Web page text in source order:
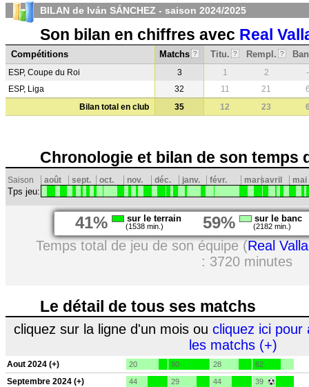
BILAN de Iván SÁNCHEZ - saison 2024/2025
Son bilan en chiffres avec Real
Compétitions Matchs ? Titu. ? Rempl. ?
ESP, Coupe du Roi 3 1 2
-
ESP, Liga
32 11 21
Bilan total en club
35 12 23
Chronologie et bilan de son temps
Saison août sept. oct. nov. déc. janv. févr. marsavril mai
Tps jeu:
41% sur le terrain
(1538 min.) 59% sur le banc
(2182 min.)
Temps total de jeu de son équipe (Real
: 3720 minutes
Le détail de tous ses matchs
cliquez sur la ligne d'un mois ou cliquez ici pour
les matchs (+)
Aout 2024 (+) 20 90 28 62
Septembre 2024 (+) 44 29 44 39